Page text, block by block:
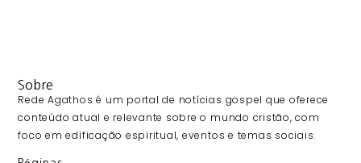
Sobre
Rede Agathos é um portal de notícias gospel que oferece
conteúdo atual e relevante sobre o mundo cristão, com
foco em edificação espiritual, eventos e temas sociais.